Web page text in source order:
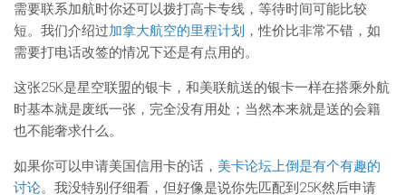
需要联系加航时你还可以拨打高卡专线，等待时间可能比较
短。我们介绍过加拿大航空的里程计划 ，性价比非常不错，如
需要打电话改签的情况下还是有点用的。
这张25K是星空联盟的银卡，和美联航送的银卡一样在搭乘外航
时基本就是废纸一张，完全没有用处；当然本来就是送的会籍
也不能奢求什么。
如果你可以申请美国信用卡的话， 美卡论坛上倒是有个有趣的
讨论。我没特别仔细看，但好像是说你先匹配到25K然后申请